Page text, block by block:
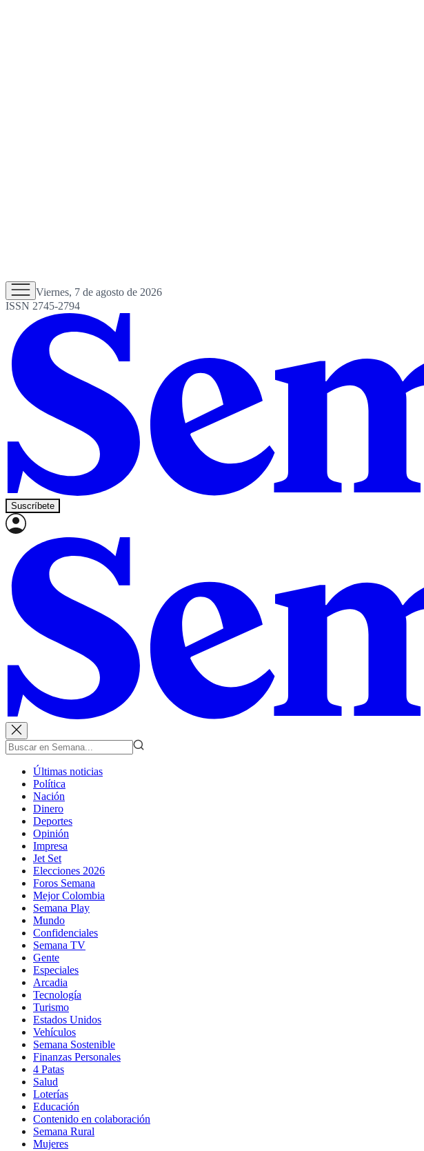
Viernes, 7 de agosto de 2026
ISSN 2745-2794
Suscríbete
Últimas noticias
Política
Nación
Dinero
Deportes
Opinión
Impresa
Jet Set
Elecciones 2026
Foros Semana
Mejor Colombia
Semana Play
Mundo
Confidenciales
Semana TV
Gente
Especiales
Arcadia
Tecnología
Turismo
Estados Unidos
Vehículos
Semana Sostenible
Finanzas Personales
4 Patas
Salud
Loterías
Educación
Contenido en colaboración
Semana Rural
Mujeres